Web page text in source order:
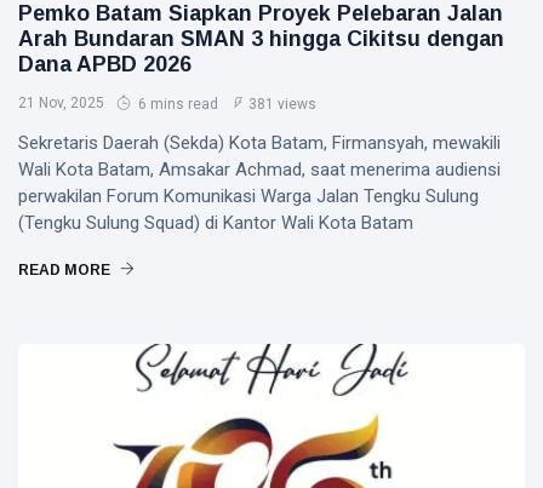
Pemko Batam Siapkan Proyek Pelebaran Jalan
Arah Bundaran SMAN 3 hingga Cikitsu dengan
Dana APBD 2026
21 Nov, 2025 6 mins read 381 views
Sekretaris Daerah (Sekda) Kota Batam, Firmansyah, mewakili
Wali Kota Batam, Amsakar Achmad, saat menerima audiensi
perwakilan Forum Komunikasi Warga Jalan Tengku Sulung
(Tengku Sulung Squad) di Kantor Wali Kota Batam
READ MORE